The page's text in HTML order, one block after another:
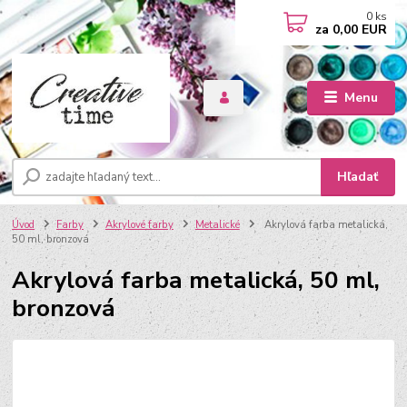
Menu
Hľadať
0 ks
za 0,00 EUR
Úvod Farby Akrylové farby Metalické
Akrylová farba metalická,
50 ml, bronzová
Akrylová farba metalická, 50 ml,
bronzová